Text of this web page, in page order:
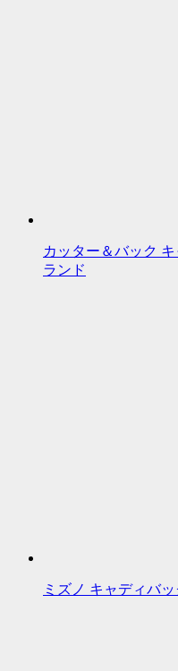
カッター＆バック
ランド
ミズノ キャディバ